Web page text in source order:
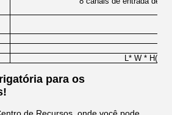
L* W *
para os